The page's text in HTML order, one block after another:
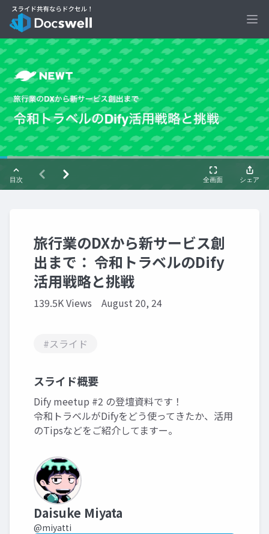
旅行業のDXから新サービス創
出まで： 令和トラベルのDify
活用戦略と挑戦
139.5K Views August 20, 24
#スライド
スライド概要
Dify meetup #2 の登壇資料です！
令和トラベルがDifyをどう使ってきたか、活用
のTipsなどをご紹介してますー。
Daisuke Miyata
@miyatti